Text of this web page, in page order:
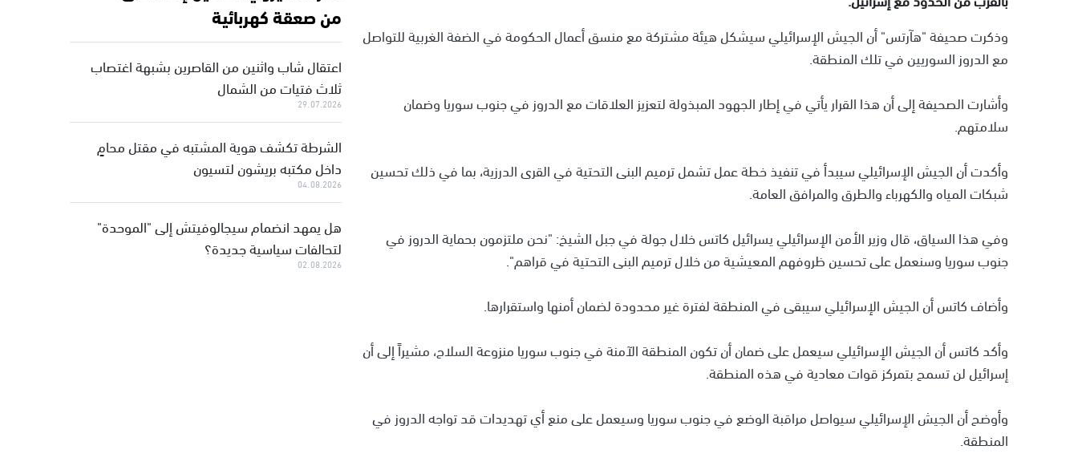
وذكرت صحيفة "هآرتس" أن الجيش الإسرائيلي سيشكل هيئة مشتركة مع منسق أعمال الحكومة في الضفة الغربية للتواصل
مع الدروز السوريين في تلك المنطقة.
وأشارت الصحيفة إلى أن هذا القرار يأتي في إطار الجهود المبذولة لتعزيز العلاقات مع الدروز في جنوب سوريا وضمان
سلامتهم.
وأكدت أن الجيش الإسرائيلي سيبدأ في تنفيذ خطة عمل تشمل ترميم البنى التحتية في القرى الدرزية، بما في ذلك تحسين
شبكات المياه والكهرباء والطرق والمرافق العامة.
وفي هذا السياق، قال وزير الأمن الإسرائيلي يسرائيل كاتس خلال جولة في جبل الشيخ: "نحن ملتزمون بحماية الدروز في
جنوب سوريا وسنعمل على تحسين ظروفهم المعيشية من خلال ترميم البنى التحتية في قراهم".
وأضاف كاتس أن الجيش الإسرائيلي سيبقى في المنطقة لفترة غير محدودة لضمان أمنها واستقرارها.
وأكد كاتس أن الجيش الإسرائيلي سيعمل على ضمان أن تكون المنطقة الآمنة في جنوب سوريا منزوعة السلاح، مشيراً إلى أن
إسرائيل لن تسمح بتمركز قوات معادية في هذه المنطقة.
وأوضح أن الجيش الإسرائيلي سيواصل مراقبة الوضع في جنوب سوريا وسيعمل على منع أي تهديدات قد تواجه الدروز في
المنطقة.
من صعقة كهربائية
اعتقال شاب واثنين من القاصرين بشبهة اغتصاب
ثلاث فتيات من الشمال
29.07.2026
الشرطة تكشف هوية المشتبه في مقتل محامٍ
داخل مكتبه بريشون لتسيون
04.08.2026
هل يمهد انضمام سيجالوفيتش إلى "الموحدة"
لتحالفات سياسية جديدة؟
02.08.2026